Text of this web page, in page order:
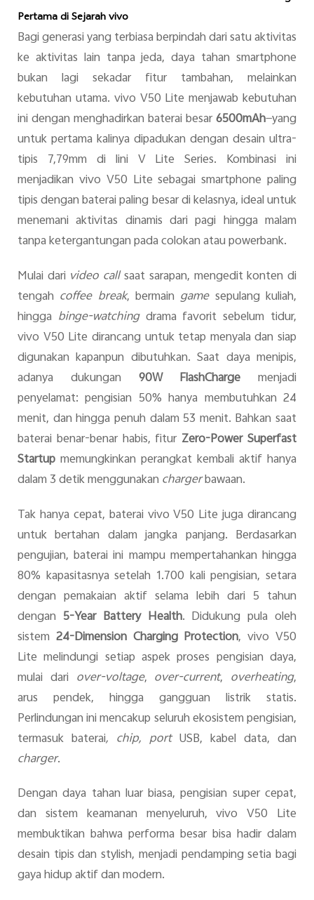
Pertama di Sejarah vivo
Bagi generasi yang terbiasa berpindah dari satu aktivitas
ke aktivitas lain tanpa jeda, daya tahan smartphone
bukan lagi sekadar fitur tambahan, melainkan
kebutuhan utama. vivo V50 Lite menjawab kebutuhan
ini dengan menghadirkan baterai besar6500mAh—yang
untuk pertama kalinya dipadukan dengan desain ultra-
tipis 7,79mm di lini V Lite Series. Kombinasi ini
menjadikan vivo V50 Lite sebagai smartphone paling
tipis dengan baterai paling besar di kelasnya, ideal untuk
menemani aktivitas dinamis dari pagi hingga malam
tanpa ketergantungan pada colokan atau powerbank.
Mulai dari video callsaat sarapan, mengedit konten di
tengah coffee break, bermaingamesepulang kuliah,
hingga binge-watchingdrama favorit sebelum tidur,
vivo V50 Lite dirancang untuk tetap menyala dan siap
digunakan kapanpun dibutuhkan. Saat daya menipis,
adanya dukungan 90W FlashCharge menjadi
penyelamat: pengisian 50% hanya membutuhkan 24
menit, dan hingga penuh dalam 53 menit. Bahkan saat
baterai benar-benar habis, fitur Zero-Power Superfast
Startupmemungkinkan perangkat kembali aktif hanya
dalam 3 detik menggunakan chargerbawaan.
Tak hanya cepat, baterai vivo V50 Lite juga dirancang
untuk bertahan dalam jangka panjang. Berdasarkan
pengujian, baterai ini mampu mempertahankan hingga
80% kapasitasnya setelah 1.700 kali pengisian, setara
dengan pemakaian aktif selama lebih dari 5 tahun
dengan 5-Year Battery Health. Didukung pula oleh
sistem 24-Dimension Charging Protection, vivo V50
Lite melindungi setiap aspek proses pengisian daya,
mulai dari over-voltage, over-current, overheating,
arus pendek, hingga gangguan listrik statis.
Perlindungan ini mencakup seluruh ekosistem pengisian,
termasuk baterai, chip, portUSB, kabel data, dan
charger.
Dengan daya tahan luar biasa, pengisian super cepat,
dan sistem keamanan menyeluruh, vivo V50 Lite
membuktikan bahwa performa besar bisa hadir dalam
desain tipis dan stylish, menjadi pendamping setia bagi
gaya hidup aktif dan modern.